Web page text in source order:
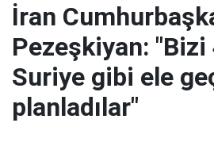
İran
Pezeşkiyan:
Suriye gibi ele
planladılar"